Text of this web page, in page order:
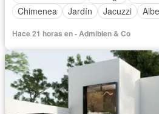
Chimenea
Jardín Jacuzzi
Hace 21 horas en - Admibien & Co